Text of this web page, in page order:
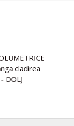
cladirea
DOLJ